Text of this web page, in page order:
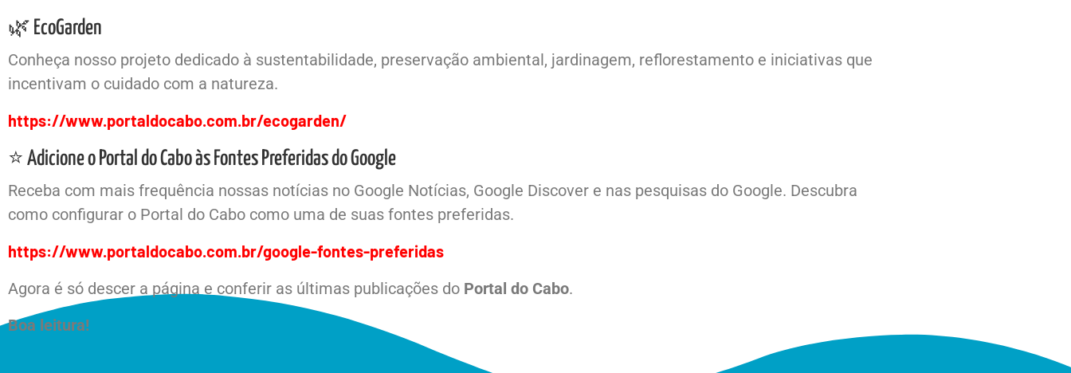
🌿 EcoGarden
Conheça nosso projeto dedicado à sustentabilidade, preservação ambiental, jardinagem, reflorestamento e iniciativas que
incentivam o cuidado com a natureza.
https://www.portaldocabo.com.br/ecogarden/
⭐ Adicione o Portal do Cabo às Fontes Preferidas do Google
Receba com mais frequência nossas notícias no Google Notícias, Google Discover e nas pesquisas do Google. Descubra
como configurar o Portal do Cabo como uma de suas fontes preferidas.
https://www.portaldocabo.com.br/google-fontes-preferidas
Agora é só descer a página e conferir as últimas publicações do Portal do Cabo.
Boa leitura!